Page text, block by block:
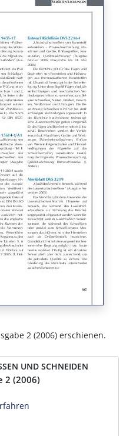
2 (2006) erschienen.
UND SCHNEIDEN
2 (2006)